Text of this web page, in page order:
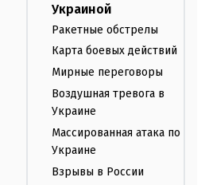
Украиной
Ракетные обстрелы
Карта боевых действий
Мирные переговоры
Воздушная тревога в
Украине
Массированная атака по
Украине
Взрывы в России